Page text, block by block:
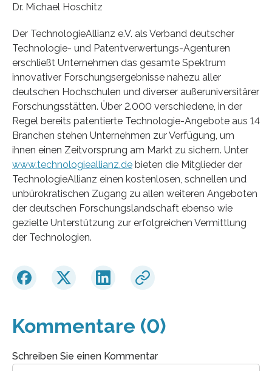
Dr. Michael Hoschitz
Der TechnologieAllianz e.V. als Verband deutscher
Technologie- und Patentverwertungs-Agenturen
erschließt Unternehmen das gesamte Spektrum
innovativer Forschungsergebnisse nahezu aller
deutschen Hochschulen und diverser außeruniversitärer
Forschungsstätten. Über 2.000 verschiedene, in der
Regel bereits patentierte Technologie-Angebote aus 14
Branchen stehen Unternehmen zur Verfügung, um
ihnen einen Zeitvorsprung am Markt zu sichern. Unter
www.technologieallianz.de bieten die Mitglieder der
TechnologieAllianz einen kostenlosen, schnellen und
unbürokratischen Zugang zu allen weiteren Angeboten
der deutschen Forschungslandschaft ebenso wie
gezielte Unterstützung zur erfolgreichen Vermittlung
der Technologien.
Kommentare (0)
Schreiben Sie einen Kommentar